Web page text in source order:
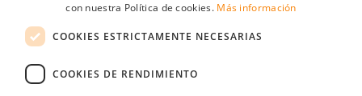
Contraseña
Recordarme
con nuestra Política de cookies. Más información
COOKIES ESTRICTAMENTE NECESARIAS
COOKIES DE RENDIMIENTO